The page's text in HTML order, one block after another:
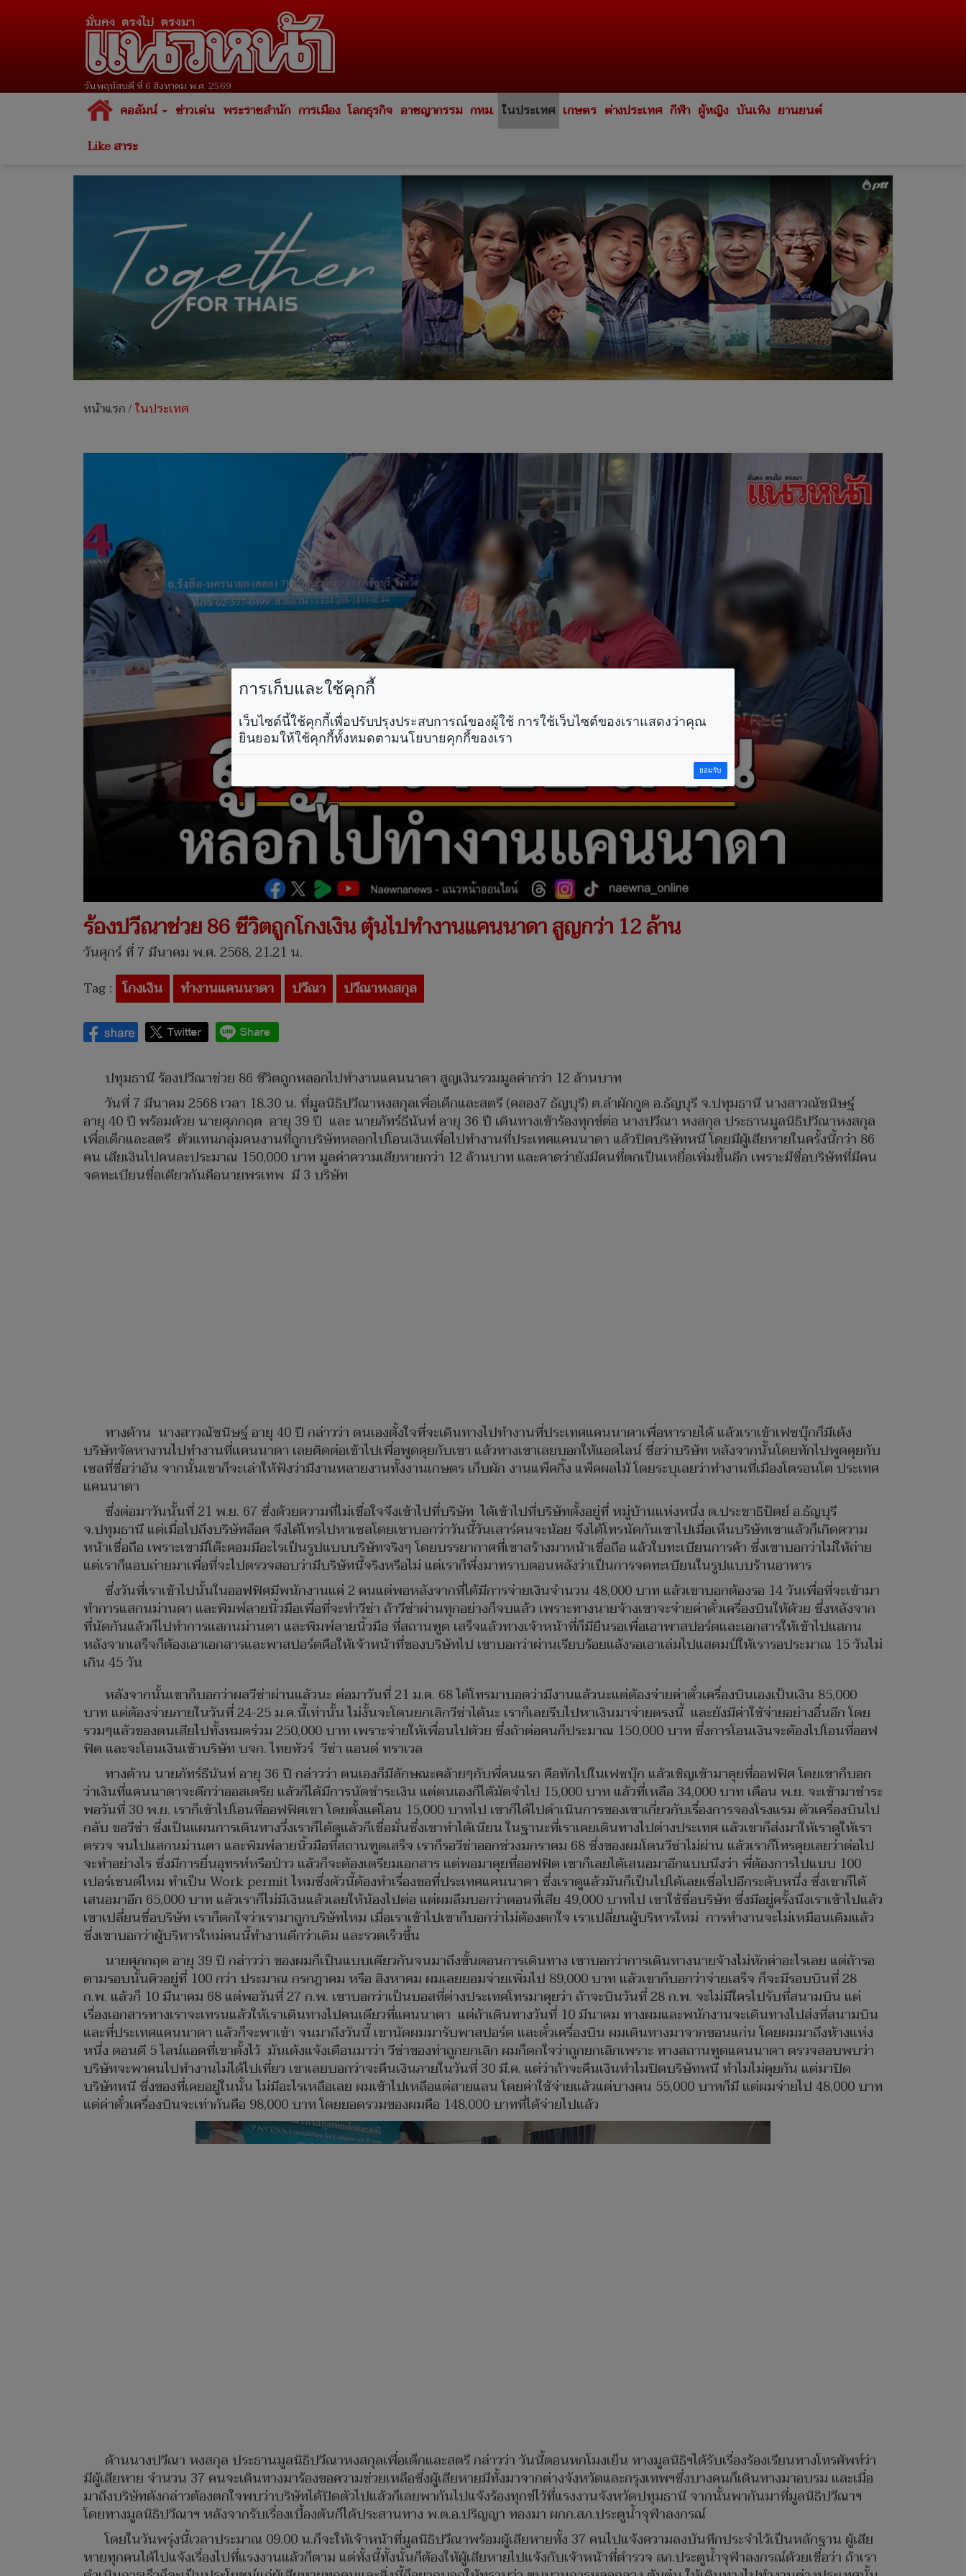
วันพฤหัสบดี ที่ 6 สิงหาคม พ.ศ. 2569
คอลัมน์ ข่าวเด่น พระราชสำนัก การเมือง โลกธุรกิจ อาชญากรรม กทม. ในประเทศ เกษตร ต่างประเทศ กีฬา ผู้หญิง บันเทิง ยานยนต์
Like สาระ
หน้าแรก/ในประเทศ
ร้องปวีณาช่วย 86 ชีวิตถูกโกงเงิน ตุ๋นไปทำงานแคนนาดา สูญกว่า 12 ล้าน
วันศุกร์ ที่ 7 มีนาคม พ.ศ. 2568, 21.21 น.
Tag : โกงเงิน ทำงานแคนนาดา ปวีณา ปวีณาหงสกุล
ปทุมธานี ร้องปวีณาช่วย 86 ชีวิตถูกหลอกไปทำงานแคนนาดา สูญเงินรวมมูลค่ากว่า 12 ล้านบาท
วันที่ 7 มีนาคม 2568 เวลา 18.30 น. ที่มูลนิธิปวีณาหงสกุลเพื่อเด็กและสตรี (คลอง7 ธัญบุรี) ต.ลำผักกูด อ.ธัญบุรี จ.ปทุมธานี นางสาวณัชนิษฐ์
อายุ 40 ปี พร้อมด้วย นายศุภกฤต อายุ 39 ปี และ นายภัทร์ธีนันท์ อายุ 36 ปี เดินทางเข้าร้องทุกข์ต่อ นางปวีณา หงสกุล ประธานมูลนิธิปวีณาหงสกุล
เพื่อเด็กและสตรี ตัวแทนกลุ่มคนงานที่ถูกบริษัทหลอกไปโอนเงินเพื่อไปทำงานที่ประเทศแคนนาดา แล้วปิดบริษัทหนี โดยมีผู้เสียหายในครั้งนี้กว่า 86
คน เสียเงินไปคนละประมาณ 150,000 บาท มูลค่าความเสียหายกว่า 12 ล้านบาท และคาดว่ายังมีคนที่ตกเป็นเหยื่อเพิ่มขึ้นอีก เพราะมีชื่อบริษัทที่มีคน
จดทะเบียนชื่อเดียวกันคือนายพรเทพ มี 3 บริษัท
ทางด้าน นางสาวณัชนิษฐ์ อายุ 40 ปี กล่าวว่า ตนเองตั้งใจที่จะเดินทางไปทำงานที่ประเทศแคนนาดาเพื่อหารายได้ แล้วเราเข้าเฟซบุ๊กก็มีเด้ง
บริษัทจัดหางานไปทำงานที่เเคนนาดา เลยติดต่อเข้าไปเพื่อพูดคุยกับเขา แล้วทางเขาเลยบอกให้แอดไลน์ ชื่อว่าบริษัท หลังจากนั้นโดยทักไปพูดคุยกับ
เซลที่ชื่อว่าอัน จากนั้นเขาก็จะเล่าให้ฟังว่ามีงานหลายงานทั้งงานเกษตร เก็บผัก งานแพ็คกิ้ง แพ็คผลไม้ โดยระบุเลยว่าทำงานที่เมืองโตรอนโต ประเทศ
แคนนาดา
ซึ่งต่อมาวันนั้นที่ 21 พ.ย. 67 ซึ่งด้วยความที่ไม่เชื่อใจจึงเข้าไปที่บริษัท ได้เข้าไปที่บริษัทตั้งอยู่ที่ หมู่บ้านแห่งหนึ่ง ต.ประชาธิปัตย์ อ.ธัญบุรี
จ.ปทุมธานี แต่เมื่อไปถึงบริษัทล็อค จึงได้โทรไปหาเซลโดยเขาบอกว่าวันนี้วันเสาร์คนจะน้อย จึงได้โทรนัดกันเขาไปเมื่อเห็นบริษัทเขาแล้วก็เกิดความ
หน้าเชื่อถือ เพราะเขามีโต๊ะคอมมีอะไรเป็นรูปแบบบริษัทจริงๆ โดยบรรยากาศที่เขาสร้างมาหน้าเชื่อถือ แล้วใบทะเบียนการค้า ซึ่งเขาบอกว่าไม่ให้ถ่าย
แต่เราก็แอบถ่ายมาเพื่อที่จะไปตรวจสอบว่ามีบริษัทนี้จริงหรือไม่ แต่เราก็พึ่งมาทราบตอนหลังว่าเป็นการจดทะเบียนในรูปแบบร้านอาหาร
ซึ่งวันที่เราเข้าไปนั้นในออฟฟิศมีพนักงานแค่ 2 คนแต่พอหลังจากที่ได้มีการจ่ายเงินจำนวน 48,000 บาท แล้วเขาบอกต้องรอ 14 วันเพื่อที่จะเข้ามา
ทำการแสกนม่านตา และพิมพ์ลายนิ้วมือเพื่อที่จะทำวีซ่า ถ้าวีซ่าผ่านทุกอย่างก็จบแล้ว เพราะทางนายจ้างเขาจะจ่ายค่าตั๋วเครื่องบินให้ด้วย ซึ่งหลังจาก
ที่นัดกันแล้วก็ไปทำการแสกนม่านตา และพิมพ์ลายนิ้วมือ ที่สถานฑูต เสร็จแล้วทางเจ้าหน้าที่ก็มียืนรอเพื่อเอาพาสปอร์ตและเอกสารให้เข้าไปแสกน
หลังจากเสร็จก็ต้องเอาเอกสารและพาสปอร์ตคือให้เจ้าหน้าที่ของบริษัทไป เขาบอกว่าผ่านเรียบร้อยแล้งรอเอาเล่มไปแสตมป์ให้เรารอประมาณ 15 วันไม่
เกิน 45 วัน
หลังจากนั้นเขาก็บอกว่าผลวีซ่าผ่านแล้วนะ ต่อมาวันที่ 21 ม.ค. 68 ได้โทรมาบอดว่ามีงานแล้วนะแต่ต้องจ่ายค่าตั๋วเครื่องบินเองเป้นเงิน 85,000
บาท แต่ต้องจ่ายภายในวันที่ 24-25 ม.ค.นี้เท่านั้น ไม่งั้นจะโดนยกเลิกวีซ่าได้นะ เราก็เลยรีบไปหาเงินมาจ่ายตรงนี้ และยังมีค่าใช้จ่ายอย่างอื่นอีก โดย
รวมๆแล้วของตนเสียไปทั้งหมดร่วม 250,000 บาท เพราะจ่ายให้เพื่อนไปด้วย ซึ่งถ้าต่อคนก็ประมาณ 150,000 บาท ซึ่งการโอนเงินจะต้องไปโอนที่ออฟ
ฟิต และจะโอนเงินเข้าบริษัท บจก. ไทยทัวร์ วีซ่า แอนด์ ทราเวล
ทางด้าน นายภัทร์ธีนันท์ อายุ 36 ปี กล่าวว่า ตนเองก็มีลักษณะคล้ายๆกับพี่คนแรก คือทักไปในเฟซบุ๊ก แล้วเชิญเข้ามาคุยที่ออฟฟิศ โดยเขาก็บอก
ว่าเงินที่แคนนาดาจะดีกว่าออสเตรีย แล้วก็ได้มีการนัดชำระเงิน แต่ตนเองก็ได้มัดจำไป 15,000 บาท แล้วที่เหลือ 34,000 บาท เดือน พ.ย. จะเข้ามาชำระ
พอวันที่ 30 พ.ย. เราก็เข้าไปโอนที่ออฟฟิศเขา โดยตั้งแต่โอน 15,000 บาทไป เขาก็ได้ไปดำเนินการของเขาเกี่ยวกับเรื่องการจองโรงแรม ตัวเครื่องบินไป
กลับ ขอวีซ่า ซึ่งเป็นแผนการเดินทางวึ่งเราก็ได้ดูแล้วก็เชื่อมั่นซึ่งเขาทำได้เนียน ในฐานะที่เราเคยเดินทางไปต่างประเทศ แล้วเขาก็ส่งมาให้เราดูให้เรา
ตรวจ จนไปแสกนม่านตา และพิมพ์ลายนิ้วมือที่สถานฑูตเสร็จ เราก็รอวีซ่าออกช่วงมกราคม 68 ซึ่งของผมโดนวีซ่าไม่ผ่าน แล้วเราก็โทรคุยเลยว่าต่อไป
จะทำอย่างไร ซึ่งมีการยื่นอุทรห์หรือป่าว แล้วก็จะต้องเตรียมเอกสาร แต่พอมาคุยที่ออฟฟิต เขาก็เลยได้เสนอมาอีกแบบนึงว่า พี่ต้องการไปแบบ 100
เปอร์เซนต์ไหม ทำเป็น Work permit ไหมซึ่งตัวนี้ต้องทำเรื่องขอที่ประเทศแคนนาดา ซึ่งเราดูแล้วมันก็เป็นไปได้เลยเชื่อไปอีกระดับหนึ่ง ซึ่งเขาก็ได้
เสนอมาอีก 65,000 บาท แล้วเราก็ไม่มีเงินแล้วเลยให้น้องไปต่อ แต่ผมลืมบอกว่าตอนที่เสีย 49,000 บาทไป เขาใช้ชื่อบริษัท ซึ่งมีอยู่ครั้งนึงเราเข้าไปแล้ว
เขาเปลี่ยนชื่อบริษัท เราก็ตกใจว่าเรามาถูกบริษัทไหม เมื่อเราเข้าไปเขาก็บอกว่าไม่ต้องตกใจ เราเปลี่ยนผู้บริหารใหม่ การทำงานจะไม่เหมือนเดิมแล้ว
ซึ่งเขาบอกว่าผู้บริหารใหม่คนนี้ทำงานดีกว่าเดิม และรวดเร็วขึ้น
นายศุภกฤต อายุ 39 ปี กล่าวว่า ของผมก็เป็นแบบเดียวกันจนมาถึงขั้นตอนการเดินทาง เขาบอกว่าการเดินทางนายจ้างไม่หักค่าอะไรเลย แต่ถ้ารอ
ตามรอบนั้นคิวอยู่ที่ 100 กว่า ประมาณ กรกฎาคม หรือ สิงหาคม ผมเลยยอมจ่ายเพิ่มไป 89,000 บาท แล้วเขาก็บอกว่าจ่ายเสร็จ ก็จะมีรอบบินที่ 28
ก.พ. แล้วก็ 10 มีนาคม 68 แต่พอวันที่ 27 ก.พ. เขาบอกว่าเป็นบอสที่ต่างประเทศโทรมาคุยว่า ถ้าจะบินวันที่ 28 ก.พ. จะไม่มีใครไปรับที่สนามบิน แต่
เรื่องเอกสารทางเราจะเทรนแล้วให้เราเดินทางไปคนเดียวที่แคนนาดา แต่ถ้าเดินทางวันที่ 10 มีนาคม ทางผมและพนักงานจะเดินทางไปส่งที่สนามบิน
และที่ประเทศแคนนาดา แล้วก็จะพาเข้า จนมาถึงวันนี้ เขานัดผมมารับพาสปอร์ต และตั๋วเครื่องบิน ผมเดินทางมาจากขอนแก่น โดยผมมาถึงห้างแห่ง
หนึ่ง ตอนตี 5 ไลน์แอดที่เขาตั้งไว้ มันเด้งแจ้งเตือนมาว่า วีซ่าของท่าถูกยกเลิก ผมก็ตกใจว่าถูกยกเลิกเพราะ ทางสถานฑูตแคนนาดา ตรวจสอบพบว่า
บริษัทจะพาคนไปทำงานไม่ได้ไปเที่ยว เขาเลยบอกว่าจะคืนเงินภายในวันที่ 30 มี.ค. แต่ว่าถ้าจะคืนเงินทำไมปิดบริษัทหนี ทำไมไม่คุยกัน แต่มาปิด
บริษัทหนี ซึ่งของที่เคยอยู่ในนั้น ไม่มีอะไรเหลือเลย ผมเข้าไปเหลือแต่สายแลน โดยค่าใช้จ่ายแล้วแต่บางคน 55,000 บาทก็มี แต่ผมจ่ายไป 48,000 บาท
แต่ค่าตั๋วเครื่องบินจะเท่ากันคือ 98,000 บาท โดยยอดรวมของผมคือ 148,000 บาทที่ได้จ่ายไปแล้ว
ด้านนางปวีณา หงสกุล ประธานมูลนิธิปวีณาหงสกุลเพื่อเด็กและสตรี กล่าวว่า วันนี้ตอนหกโมงเย็น ทางมูลนิธิฯได้รับเรื่องร้องเรียนทางโทรศัพท์ว่า
มีผู้เสียหาย จำนวน 37 คนจะเดินทางมาร้องขอความช่วยเหลือซึ่งผู้เสียหายมีทั้งมาจากต่างจังหวัดและกรุงเทพฯซึ่งบางคนก็เดินทางมาอบรม และเมื่อ
มาถึงบริษัทดังกล่าวต้องตกใจพบว่าบริษัทได้ปิดตัวไปแล้วก็เลยพากันไปแจ้งร้องทุกข์ไว้ที่แรงงานจังหวัดปทุมธานี จากนั้นพากันมาที่มูลนิธิปวีณาฯ
โดยทางมูลนิธิปวีณาฯ หลังจากรับเรื่องเบื้องต้นก็ได้ประสานทาง พ.ต.อ.ปริญญา ทองมา ผกก.สภ.ประตูน้ำจุฬาลงกรณ์
โดยในวันพรุ่งนี้เวลาประมาณ 09.00 น.ก็จะให้เจ้าหน้าที่มูลนิธิปวีณาพร้อมผู้เสียหายทั้ง 37 คนไปแจ้งความลงบันทึกประจำไว้เป็นหลักฐาน ผู้เสีย
หายทุกคนได้ไปแจ้งเรื่องไปที่แรงงานแล้วก็ตาม แต่ทั้งนี้ทั้งนั้นก็ต้องให้ผู้เสียหายไปแจ้งกับเจ้าหน้าที่ตำรวจ สภ.ประตูน้ำจุฬาลงกรณ์ด้วยเชื่อว่า ถ้าเรา
การเก็บและใช้คุกกี้
เว็บไซต์นี้ใช้คุกกี้เพื่อปรับปรุงประสบการณ์ของผู้ใช้ การใช้เว็บไซต์ของเราแสดงว่าคุณ
ยินยอมให้ใช้คุกกี้ทั้งหมดตามนโยบายคุกกี้ของเรา
ยอมรับ